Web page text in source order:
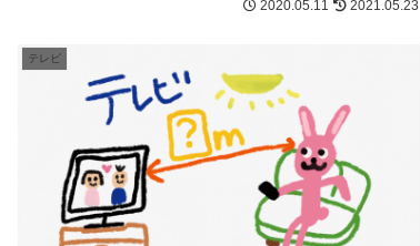
2020.05.11 2021.05.23
テレビ